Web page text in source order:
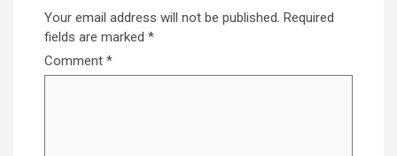
Your email address will not be published. Required
fields are marked *
Comment *